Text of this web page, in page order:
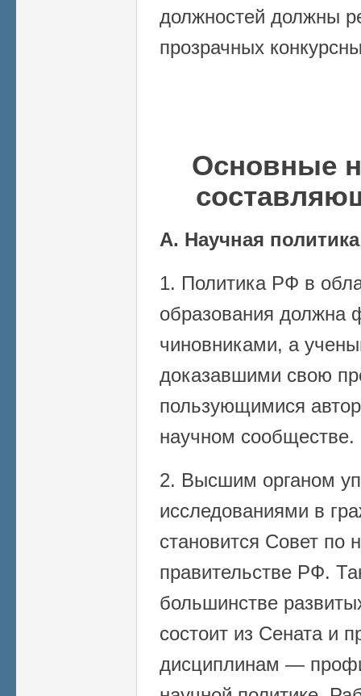
должностей должны
прозрачных
Основные
А. Научная
1. Политика РФ в
образования должна
чиновниками, а
доказавшими свою
пользующимися
научном сообществе.
2. Высшим органом
исследованиями в
становится Совет по
правительстве РФ.
большинстве
состоит из Сената и
дисциплинам —